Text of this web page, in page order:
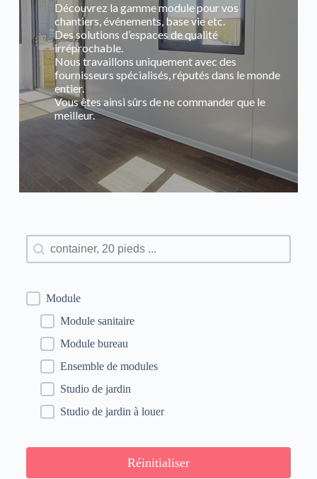
Découvrez la gamme module pour vos
chantiers, événements, base vie etc.
Des solutions d’espaces de qualité
irréprochable.
Nous travaillons uniquement avec des
fournisseurs spécialisés, réputés dans le monde
entier.
Vous êtes ainsi sûrs de ne commander que le
meilleur.
Rechercher
Module
Module sanitaire
Module bureau
Ensemble de modules
Studio de jardin
Studio de jardin à louer
Réinitialiser